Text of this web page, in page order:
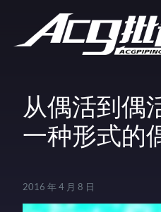
从偶活到偶
一种形式的
2016 年 4 月 8 日